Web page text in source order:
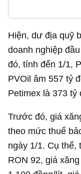
Hiện, dư địa quỹ
doanh nghiệp
đó, tính đến 1/1,
PVOil âm557 tỷ
Petimex là 373 tỷ
Trước đó, giá
theo mức thuế
ngày 1/1. Cụ thể,
RON 92, giá